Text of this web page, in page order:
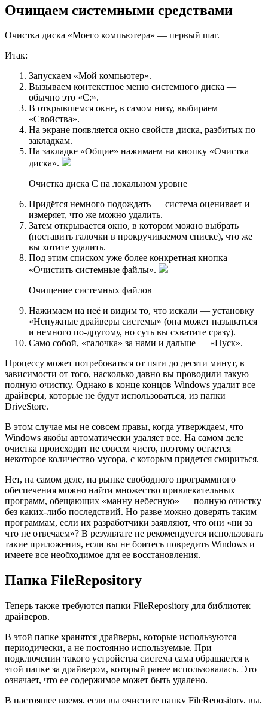
Очищаем системными средствами
Очистка диска «Моего компьютера» — первый шаг.
Итак:
Запускаем «Мой компьютер».
Вызываем контекстное меню системного диска —
обычно это «C:».
В открывшемся окне, в самом низу, выбираем
«Свойства».
На экране появляется окно свойств диска, разбитых по
закладкам.
На закладке «Общие» нажимаем на кнопку «Очистка
диска».
Очистка диска C на локальном уровне
Придётся немного подождать — система оценивает и
измеряет, что же можно удалить.
Затем открывается окно, в котором можно выбрать
(поставить галочки в прокручиваемом списке), что же
вы хотите удалить.
Под этим списком уже более конкретная кнопка —
«Очистить системные файлы».
Очищение системных файлов
Нажимаем на неё и видим то, что искали — установку
«Ненужные драйверы системы» (она может называться
и немного по-другому, но суть вы схватите сразу).
Само собой, «галочка» за нами и дальше — «Пуск».
Процессу может потребоваться от пяти до десяти минут, в
зависимости от того, насколько давно вы проводили такую
полную очистку. Однако в конце концов Windows удалит все
драйверы, которые не будут использоваться, из папки
DriveStore.
В этом случае мы не совсем правы, когда утверждаем, что
Windows якобы автоматически удаляет все. На самом деле
очистка происходит не совсем чисто, поэтому остается
некоторое количество мусора, с которым придется смириться.
Нет, на самом деле, на рынке свободного программного
обеспечения можно найти множество привлекательных
программ, обещающих «манну небесную» — полную очистку
без каких-либо последствий. Но разве можно доверять таким
программам, если их разработчики заявляют, что они «ни за
что не отвечаем»? В результате не рекомендуется использовать
такие приложения, если вы не боитесь повредить Windows и
имеете все необходимое для ее восстановления.
Папка FileRepository
Теперь также требуются папки FileRepository для библиотек
драйверов.
В этой папке хранятся драйверы, которые используются
периодически, а не постоянно используемые. При
подключении такого устройства система сама обращается к
этой папке за драйвером, который ранее использовалась. Это
означает, что ее содержимое может быть удалено.
В настоящее время, если вы очистите папку FileRepository, вы,